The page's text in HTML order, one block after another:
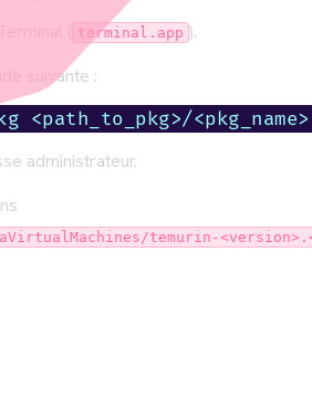
(
terminal.app ).
suivante :
<path_to_pkg>/
administrateur.
temurin-